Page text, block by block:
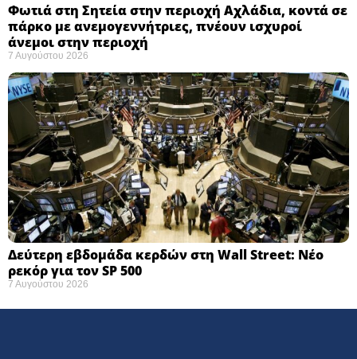
Φωτιά στη Σητεία στην περιοχή Αχλάδια, κοντά σε
πάρκο με ανεμογεννήτριες, πνέουν ισχυροί
άνεμοι στην περιοχή
7 Αυγούστου 2026
Δεύτερη εβδομάδα κερδών στη Wall Street: Νέο
ρεκόρ για τον SP 500
7 Αυγούστου 2026